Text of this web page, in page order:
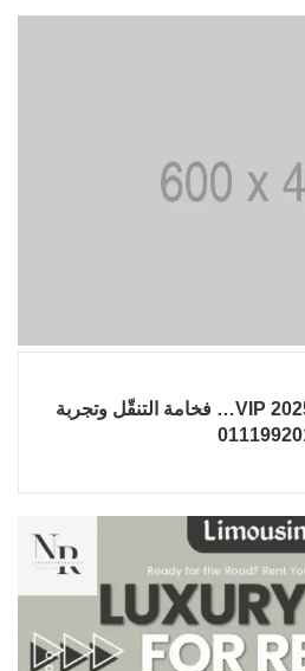
ايجار مرسيدس فيانو 2025 VIP… فخامة التنقّل وتجربة